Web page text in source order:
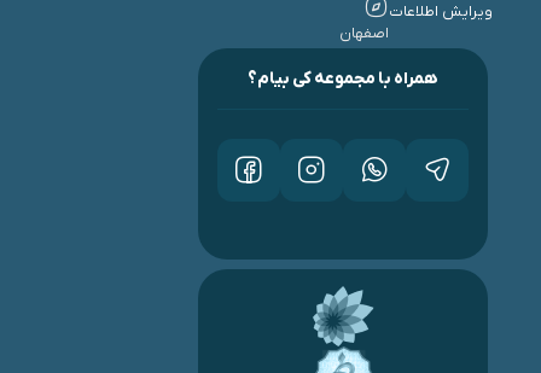
ویرایش اطلاعات
اصفهان
همراه با مجموعه کی بیام؟